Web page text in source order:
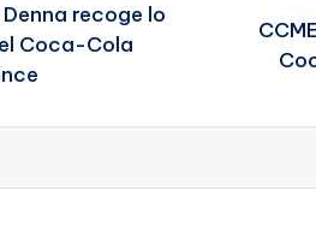
recoge lo
Coca-Cola